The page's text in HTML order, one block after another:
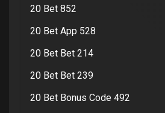
20 Bet 852
20 Bet App 528
20 Bet Bet 214
20 Bet Bet 239
20 Bet Bonus Code 492